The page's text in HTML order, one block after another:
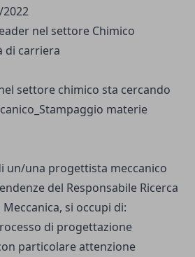
nel settore Chimico
di carriera
settore chimico sta cercando
materie
un/una progettista meccanico
del Responsabile Ricerca
si occupi di:
di progettazione
particolare attenzione